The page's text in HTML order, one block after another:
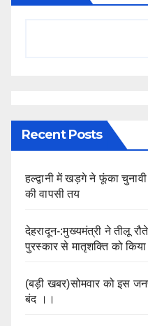
Recent Posts
हल्द्वानी में खड़गे ने फूंका
की वापसी तय
देहरादून-:मुख्यमंत्री ने तीलू
पुरस्कार से मातृशक्ति को किया
(बड़ी खबर)सोमवार को इस
बंद ।।